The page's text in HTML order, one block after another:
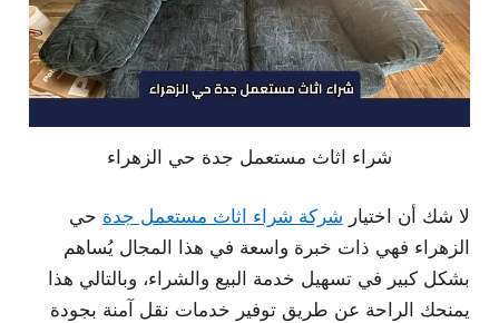
شراء اثاث مستعمل جدة حي الزهراء
لا شك أن اختيار شركة شراء اثاث مستعمل جدة حي
الزهراء فهي ذات خبرة واسعة في هذا المجال يُساهم
بشكل كبير في تسهيل خدمة البيع والشراء، وبالتالي هذا
يمنحك الراحة عن طريق توفير خدمات نقل آمنة بجودة